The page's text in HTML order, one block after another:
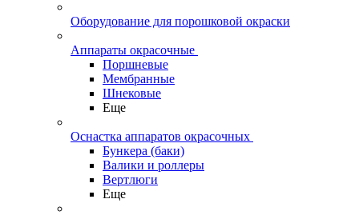
Оборудование для порошковой окраски
Аппараты окрасочные
Поршневые
Мембранные
Шнековые
Еще
Оснастка аппаратов окрасочных
Бункера (баки)
Валики и роллеры
Вертлюги
Еще